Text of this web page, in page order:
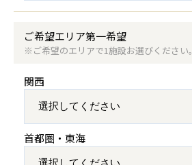
ご希望エリア第一希望
※ご希望のエリアで1施設お選びください。
関西
首都圏・東海